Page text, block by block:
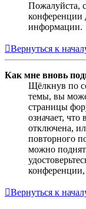
Пожалуйста,
конференции
информации.
Вернуться к
Как мне вновь
Щёлкнув по
темы, вы
страницы
означает,
отключена,
повторного
можно
конференции,
Вернуться к